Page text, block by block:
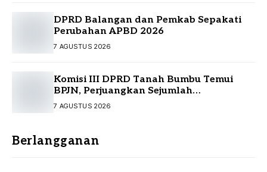
DPRD Balangan dan Pemkab Sepakati
Perubahan APBD 2026
7 AGUSTUS 2026
Komisi III DPRD Tanah Bumbu Temui
BPJN, Perjuangkan Sejumlah
Infrastruktur Strategis
7 AGUSTUS 2026
Berlangganan